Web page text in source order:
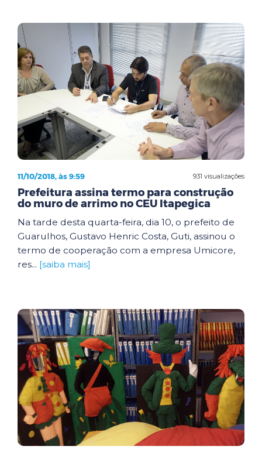
931 visualizações
11/10/2018, às 9:59
Prefeitura assina termo para construção
do muro de arrimo no CEU Itapegica
Na tarde desta quarta-feira, dia 10, o prefeito de
Guarulhos, Gustavo Henric Costa, Guti, assinou o
termo de cooperação com a empresa Umicore,
res... [saiba mais]